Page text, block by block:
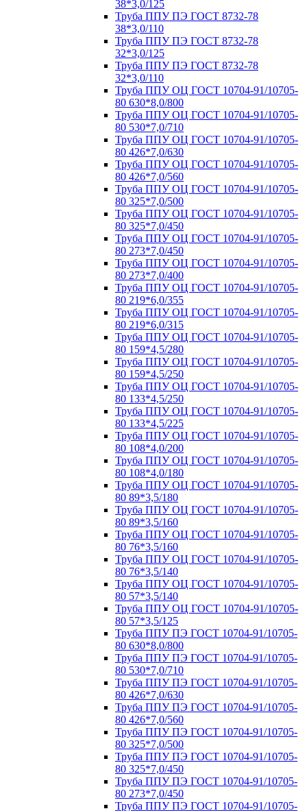
38*3,0/125
Труба ППУ ПЭ ГОСТ 8732-78
38*3,0/110
Труба ППУ ПЭ ГОСТ 8732-78
32*3,0/125
Труба ППУ ПЭ ГОСТ 8732-78
32*3,0/110
Труба ППУ ОЦ ГОСТ 10704-91/10705-
80 630*8,0/800
Труба ППУ ОЦ ГОСТ 10704-91/10705-
80 530*7,0/710
Труба ППУ ОЦ ГОСТ 10704-91/10705-
80 426*7,0/630
Труба ППУ ОЦ ГОСТ 10704-91/10705-
80 426*7,0/560
Труба ППУ ОЦ ГОСТ 10704-91/10705-
80 325*7,0/500
Труба ППУ ОЦ ГОСТ 10704-91/10705-
80 325*7,0/450
Труба ППУ ОЦ ГОСТ 10704-91/10705-
80 273*7,0/450
Труба ППУ ОЦ ГОСТ 10704-91/10705-
80 273*7,0/400
Труба ППУ ОЦ ГОСТ 10704-91/10705-
80 219*6,0/355
Труба ППУ ОЦ ГОСТ 10704-91/10705-
80 219*6,0/315
Труба ППУ ОЦ ГОСТ 10704-91/10705-
80 159*4,5/280
Труба ППУ ОЦ ГОСТ 10704-91/10705-
80 159*4,5/250
Труба ППУ ОЦ ГОСТ 10704-91/10705-
80 133*4,5/250
Труба ППУ ОЦ ГОСТ 10704-91/10705-
80 133*4,5/225
Труба ППУ ОЦ ГОСТ 10704-91/10705-
80 108*4,0/200
Труба ППУ ОЦ ГОСТ 10704-91/10705-
80 108*4,0/180
Труба ППУ ОЦ ГОСТ 10704-91/10705-
80 89*3,5/180
Труба ППУ ОЦ ГОСТ 10704-91/10705-
80 89*3,5/160
Труба ППУ ОЦ ГОСТ 10704-91/10705-
80 76*3,5/160
Труба ППУ ОЦ ГОСТ 10704-91/10705-
80 76*3,5/140
Труба ППУ ОЦ ГОСТ 10704-91/10705-
80 57*3,5/140
Труба ППУ ОЦ ГОСТ 10704-91/10705-
80 57*3,5/125
Труба ППУ ПЭ ГОСТ 10704-91/10705-
80 630*8,0/800
Труба ППУ ПЭ ГОСТ 10704-91/10705-
80 530*7,0/710
Труба ППУ ПЭ ГОСТ 10704-91/10705-
80 426*7,0/630
Труба ППУ ПЭ ГОСТ 10704-91/10705-
80 426*7,0/560
Труба ППУ ПЭ ГОСТ 10704-91/10705-
80 325*7,0/500
Труба ППУ ПЭ ГОСТ 10704-91/10705-
80 325*7,0/450
Труба ППУ ПЭ ГОСТ 10704-91/10705-
80 273*7,0/450
Труба ППУ ПЭ ГОСТ 10704-91/10705-